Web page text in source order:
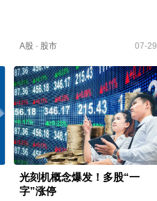
A股· 股市 07-29
光刻机概念爆发！多股“一
字”涨停